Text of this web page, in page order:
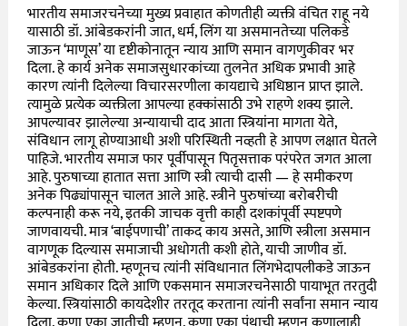
भारतीय समाजरचनेच्या मुख्य प्रवाहात कोणतीही व्यक्ती वंचित राहू नये
यासाठी डॉ. आंबेडकरांनी जात, धर्म, लिंग या असमानतेच्या पलिकडे
जाऊन ‘माणूस’ या दृष्टीकोनातून न्याय आणि समान वागणुकीवर भर
दिला. हे कार्य अनेक समाजसुधारकांच्या तुलनेत अधिक प्रभावी आहे
कारण त्यांनी दिलेल्या विचारसरणीला कायद्याचे अधिष्ठान प्राप्त झाले.
त्यामुळे प्रत्येक व्यक्तीला आपल्या हक्कांसाठी उभे राहणे शक्य झाले.
आपल्यावर झालेल्या अन्यायाची दाद आता स्त्रियांना मागता येते,
संविधान लागू होण्याआधी अशी परिस्थिती नव्हती हे आपण लक्षात घेतले
पाहिजे. भारतीय समाज फार पूर्वीपासून पितृसत्ताक परंपरेत जगत आला
आहे. पुरुषाच्या हातात सत्ता आणि स्त्री त्याची दासी — हे समीकरण
अनेक पिढ्यांपासून चालत आले आहे. स्त्रीने पुरुषांच्या बरोबरीची
कल्पनाही करू नये, इतकी जाचक वृत्ती काही दशकांपूर्वी स्पष्टपणे
जाणवायची. मात्र ‘बाईपणाची’ ताकद काय असते, आणि स्त्रीला असमान
वागणूक दिल्यास समाजाची अधोगती कशी होते, याची जाणीव डॉ.
आंबेडकरांना होती. म्हणूनच त्यांनी संविधानात लिंगभेदापलीकडे जाऊन
समान अधिकार दिले आणि एकसमान समाजरचनेसाठी पायाभूत तरतुदी
केल्या. स्त्रियांसाठी कायदेशीर तरतूद करताना त्यांनी सर्वांना समान न्याय